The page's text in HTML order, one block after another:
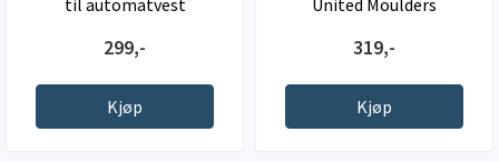
til automatvest
299,-
Kjøp
United Moulders
319,-
Kjøp